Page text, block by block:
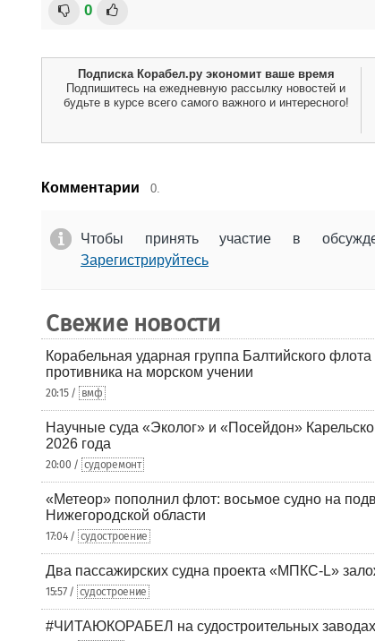
0
Подписка Корабел.ру экономит ваше время
Подпишитесь на ежедневную рассылку новостей и
будьте в курсе всего самого важного и интересного!
Комментарии 0.
Чтобы принять участие в
Зарегистрируйтесь
Свежие новости
Корабельная ударная группа Балтийского
противника на морском учении
20:15 / вмф
Научные суда «Эколог» и «Посейдон»
2026 года
20:00 / судоремонт
«Метеор» пополнил флот: восьмое судно на
Нижегородской области
17:04 / судостроение
Два пассажирских судна проекта «МПКС-L»
15:57 / судостроение
#ЧИТАЮКОРАБЕЛ на судостроительных